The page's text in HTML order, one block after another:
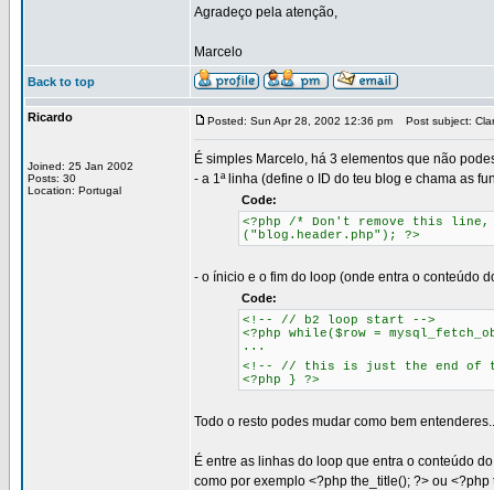
Agradeço pela atenção,
Marcelo
Back to top
Ricardo
Joined: 25 Jan 2002
Posts: 30
Location: Portugal
Posted: Sun Apr 28, 2002 12:36 pm Post subject:
É simples Marcelo, há 3 elementos que não
- a 1ª linha (define o ID do teu blog e chama as
Code:
<?php /* Don't remove this
("blog.header.php"); ?>
- o ínicio e o fim do loop (onde entra o conteúdo
Code:
<!-- // b2 loop start -->
<?php while($row =
...
<!-- // this is just the end of
<?php } ?>
Todo o resto podes mudar como bem
É entre as linhas do loop que entra o conteúdo
como por exemplo <?php the_title(); ?> ou